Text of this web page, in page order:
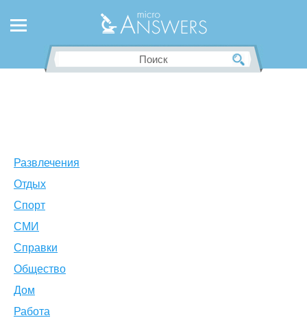
Развлечения
Отдых
Спорт
СМИ
Справки
Общество
Дом
Работа